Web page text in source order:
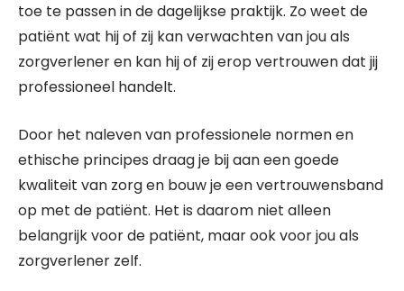
toe te passen in de dagelijkse praktijk. Zo weet de
patiënt wat hij of zij kan verwachten van jou als
zorgverlener en kan hij of zij erop vertrouwen dat jij
professioneel handelt.
Door het naleven van professionele normen en
ethische principes draag je bij aan een goede
kwaliteit van zorg en bouw je een vertrouwensband
op met de patiënt. Het is daarom niet alleen
belangrijk voor de patiënt, maar ook voor jou als
zorgverlener zelf.